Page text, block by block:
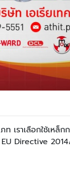
เราเลือกใช้เหล็
Directive